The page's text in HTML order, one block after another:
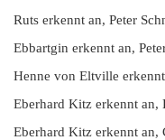
Ruts erkennt an, Peter
Ebbartgin erkennt an,
Henne von Eltville
Eberhard Kitz erkennt an,
Eberhard Kitz erkennt an,